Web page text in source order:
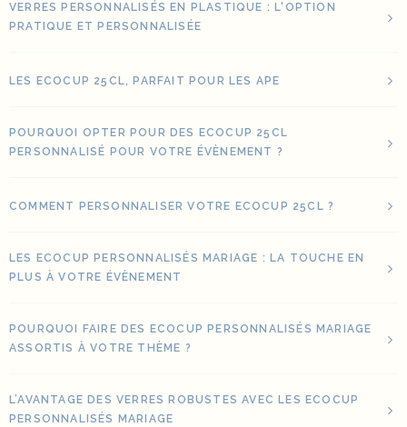
VERRES PERSONNALISÉS EN PLASTIQUE : L'OPTION
PRATIQUE ET PERSONNALISÉE
LES ECOCUP 25CL, PARFAIT POUR LES APE
POURQUOI OPTER POUR DES ECOCUP 25CL
PERSONNALISÉ POUR VOTRE ÉVÈNEMENT ?
COMMENT PERSONNALISER VOTRE ECOCUP 25CL ?
LES ECOCUP PERSONNALISÉS MARIAGE : LA TOUCHE EN
PLUS À VOTRE ÉVÈNEMENT
POURQUOI FAIRE DES ECOCUP PERSONNALISÉS MARIAGE
ASSORTIS À VOTRE THÈME ?
L’AVANTAGE DES VERRES ROBUSTES AVEC LES ECOCUP
PERSONNALISÉS MARIAGE